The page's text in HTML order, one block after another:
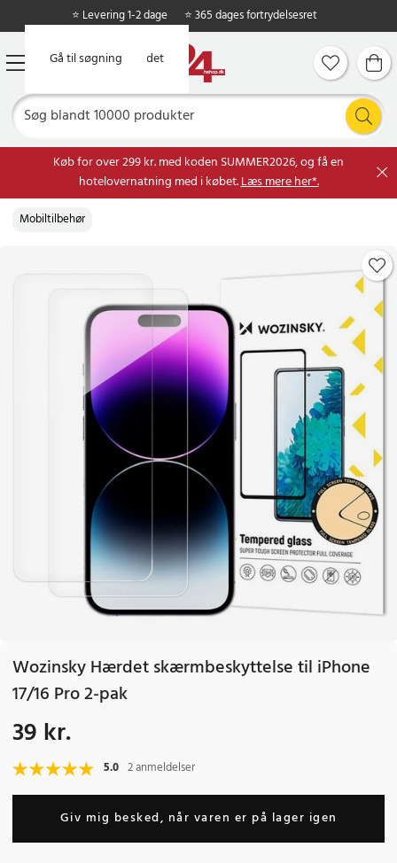
Gå til hovedindholdet
Gå til søgning
⭐ Levering 1-2 dage ⭐ 365 dages fortrydelsesret
Køb for over 299 kr. med koden SUMMER2026, og få en
hotelovernatning med i købet.Læs mere her*.
Mobiltilbehør
Wozinsky Hærdet skærmbeskyttelse til iPhone
17/16 Pro 2-pak
Pris: 39 kr.
39 kr.
5.0 2 anmeldelser
Giv mig besked, når varen er på lager igen